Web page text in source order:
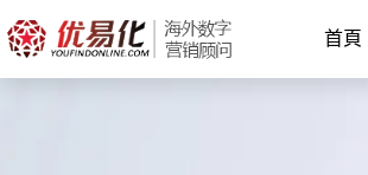
Skip
to
content
首頁